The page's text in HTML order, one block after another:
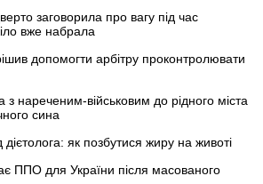
заговорила про вагу під час
вже набрала
допомогти арбітру проконтролювати
з нареченим-військовим до рідного міста
сина
як позбутися жиру на животі
ППО для України після масованого